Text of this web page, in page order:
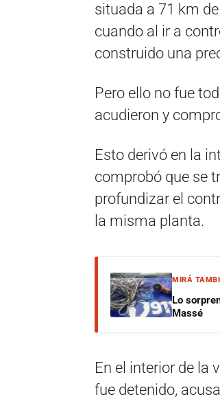
situada a 71 km
cuando al ir a
construido una
Pero ello no fue
acudieron y
Esto derivó en la
comprobó que se
profundizar el
la misma planta.
MIRÁ
Lo
Massé
En el interior de la
fue detenido,